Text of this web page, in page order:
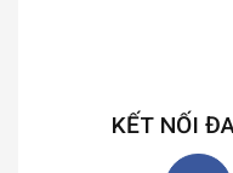
KẾT NỐI